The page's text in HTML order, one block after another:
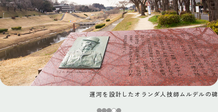
運河を設計したオランダ人技師ムルデルの碑